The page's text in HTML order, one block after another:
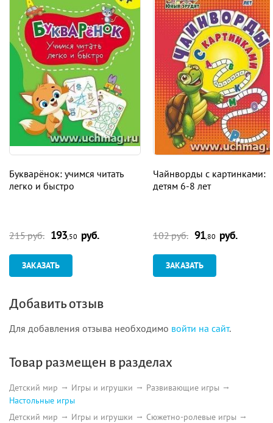
Букварёнок: учимся читать
легко и быстро
215 руб. 193 ,50 руб.
ЗАКАЗАТЬ
Чайнворды с картинками:
детям 6-8 лет
102 руб. 91 ,80 руб.
ЗАКАЗАТЬ
Добавить отзыв
Для добавления отзыва необходимо войти на сайт.
Товар размещен в разделах
Детский мир Игры и игрушки
Развивающие игры
Настольные игры
Детский мир
Игры и игрушки
Сюжетно-ролевые игры